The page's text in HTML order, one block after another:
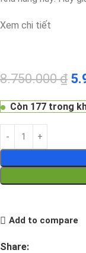
Xem chi tiết
8.750.000₫
Còn 177 trong
Add to compare
Share: